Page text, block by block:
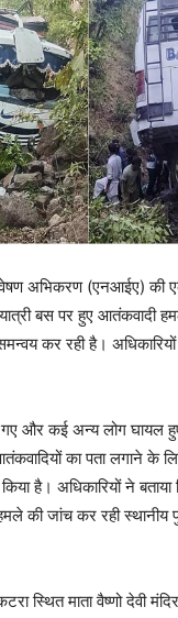
अभिकरण (एनआईए) की
बस पर हुए आतंकवादी
कर रही है।
और कई अन्य लोग घायल
का पता लगाने के
है। अधिकारियों ने
की जांच कर रही
स्थित माता वैष्णो देवी